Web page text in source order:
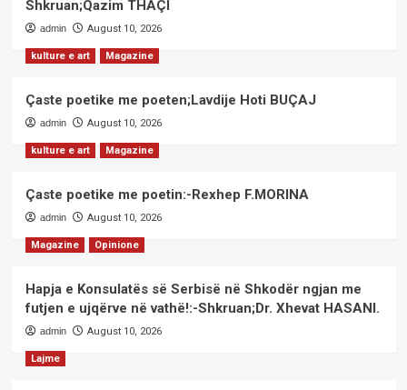
Shkruan;Qazim THAÇI
admin August 10, 2026
kulture e art Magazine
Çaste poetike me poeten;Lavdije Hoti BUÇAJ
admin August 10, 2026
kulture e art Magazine
Çaste poetike me poetin:-Rexhep F.MORINA
admin August 10, 2026
Magazine Opinione
Hapja e Konsulatës së Serbisë në Shkodër ngjan me
futjen e ujqërve në vathë!:-Shkruan;Dr. Xhevat HASANI.
admin August 10, 2026
Lajme